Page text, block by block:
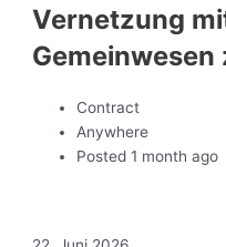
Vernetzung
Contract
Anywhere
Posted 1 month ago